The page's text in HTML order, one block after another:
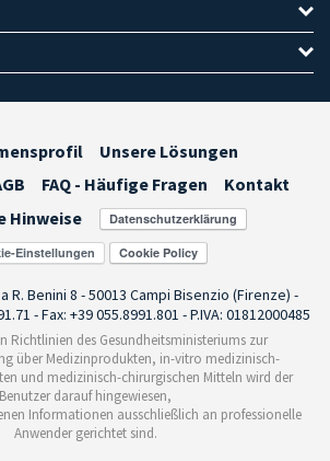
Unsere Lösungen
FAQ - Häufige Fragen
Kontakt
Hinweise
Einstellungen
R. Benini 8 - 50013 Campi Bisenzio (Firenze) -
- Fax: +39 055.8991.801 - P.IVA: 01812000485
Richtlinien des Gesundheitsministeriums zur
über Medizinprodukten, in-vitro medizinisch-
und medizinisch-chirurgischen Mitteln wird der
Benutzer darauf hingewiesen,
Informationen ausschließlich an professionelle
Anwender gerichtet sind.